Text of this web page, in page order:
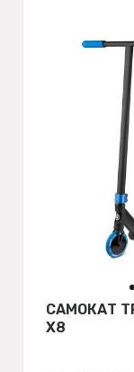
САМОКАТ
X8